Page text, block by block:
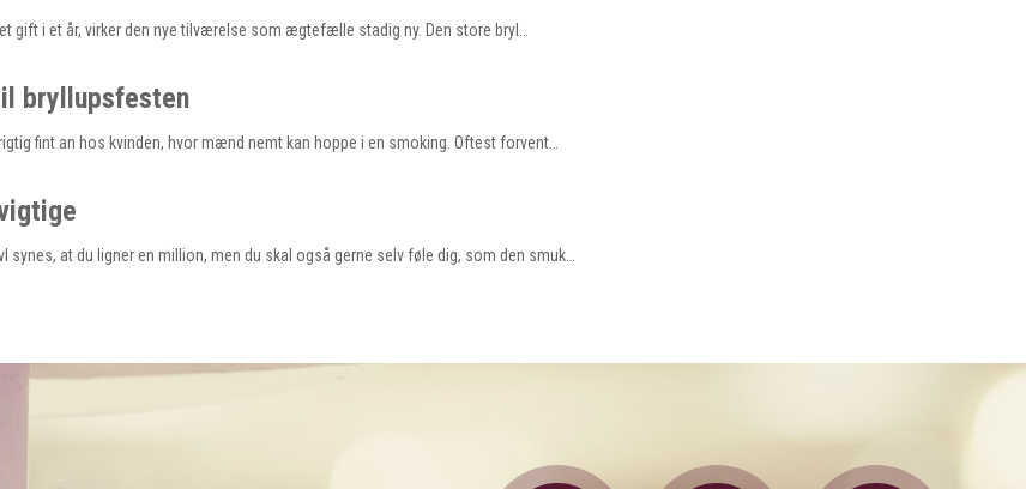
gift i et år, virker den nye tilværelse som ægtefælle stadig ny. Den store bryl…
bryllupsfesten
fint an hos kvinden, hvor mænd nemt kan hoppe i en smoking. Oftest forvent…
at du ligner en million, men du skal også gerne selv føle dig, som den smuk…